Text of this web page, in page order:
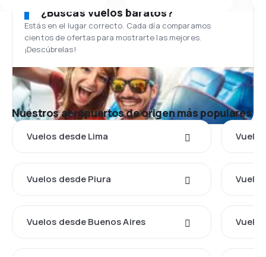
¿Buscas vuelos baratos?
Estás en el lugar correcto. Cada día comparamos
cientos de ofertas para mostrarte las mejores.
¡Descúbrelas!
Nuestros aeropuertos de origen más populares
Vuelos desde Lima
Vuelos desde Piura
Vuelos desde Buenos Aires